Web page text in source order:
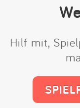
Hilf mit,